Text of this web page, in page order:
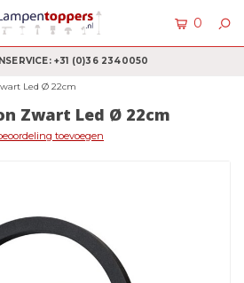
0
+31 (0)36 2340050
Led Ø 22cm
Zwart Led Ø 22cm
toevoegen